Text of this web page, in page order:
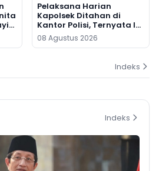
Pelaksana Harian
Kapolsek Ditahan di
Kantor Polisi, Ternyata Ini
Penyebabnya
08 Agustus 2026
Indeks
Indeks